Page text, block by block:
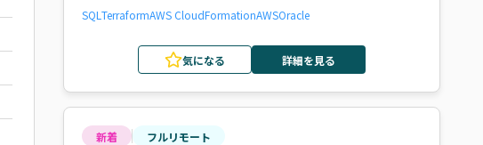
SQL TerraformAWS CloudFormationAWSOracle
気になる 詳細を見る
新着 フルリモート